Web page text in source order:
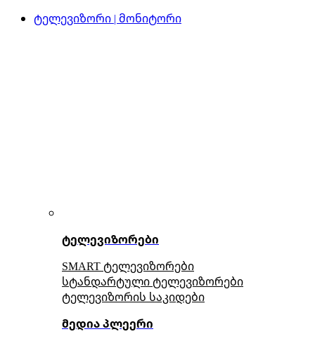
ტელევიზორი | მონიტორი
ტელევიზორები
SMART ტელევიზორები
სტანდარტული ტელევიზორები
ტელევიზორის საკიდები
მედია პლეერი